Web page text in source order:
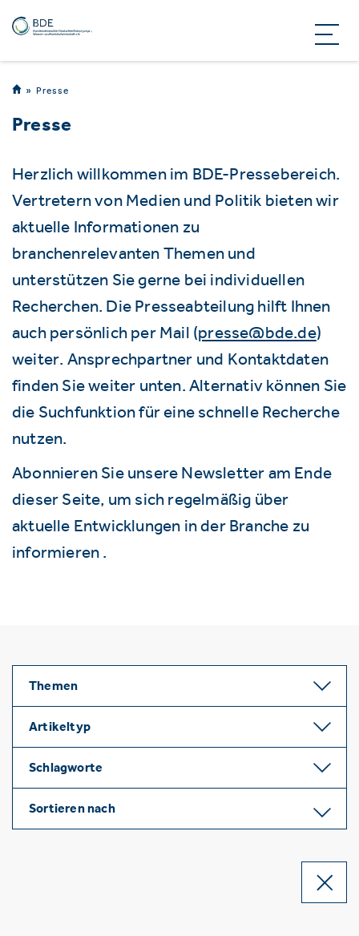
Presse
Presse
Herzlich willkommen im BDE-Pressebereich.
Vertretern von Medien und Politik bieten wir
aktuelle Informationen zu
branchenrelevanten Themen und
unterstützen Sie gerne bei individuellen
Recherchen. Die Presseabteilung hilft Ihnen
auch persönlich per Mail (presse@bde.de)
weiter. Ansprechpartner und Kontaktdaten
finden Sie weiter unten. Alternativ können Sie
die Suchfunktion für eine schnelle Recherche
nutzen.
Abonnieren Sie unsere Newsletter am Ende
dieser Seite, um sich regelmäßig über
aktuelle Entwicklungen in der Branche zu
informieren .
Themen
Artikeltyp
Schlagworte
Sortieren nach